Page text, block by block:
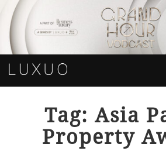
Tag: Asia
Property